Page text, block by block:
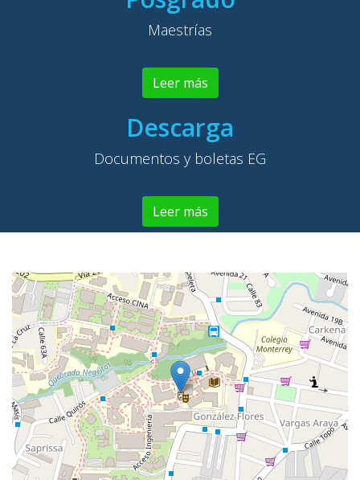
Maestrías
Leer más
Descarga
Documentos y boletas EG
Leer más